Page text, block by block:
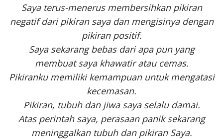
Saya terus-menerus membersihkan pikiran
negatif dari pikiran saya dan mengisinya dengan
pikiran positif.
Saya sekarang bebas dari apa pun yang
membuat saya khawatir atau cemas.
Pikiranku memiliki kemampuan untuk mengatasi
kecemasan.
Pikiran, tubuh dan jiwa saya selalu damai.
Atas perintah saya, perasaan panik sekarang
meninggalkan tubuh dan pikiran Saya.